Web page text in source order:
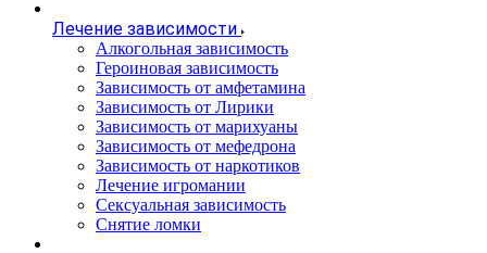
Лечение зависимости
Алкогольная зависимость
Героиновая зависимость
Зависимость от амфетамина
Зависимость от Лирики
Зависимость от марихуаны
Зависимость от мефедрона
Зависимость от наркотиков
Лечение игромании
Сексуальная зависимость
Снятие ломки